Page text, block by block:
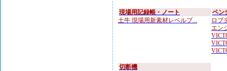
現場用記録帳・ノート
土牛 現場用新素材レベルブ...
ペン
ロブ
エン
切断機